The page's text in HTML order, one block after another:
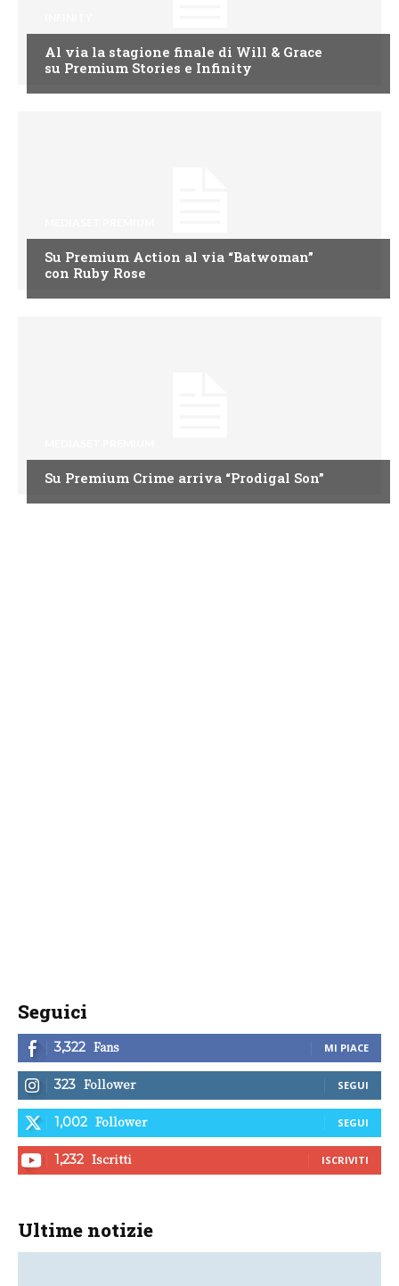
Al via la stagione finale di Will & Grace
su Premium Stories e Infinity
Su Premium Action al via “Batwoman”
con Ruby Rose
Su Premium Crime arriva “Prodigal Son”
Seguici
3,322 Fans MI PIACE
323 Follower SEGUI
1,002 Follower SEGUI
1,232 Iscritti ISCRIVITI
Ultime notizie